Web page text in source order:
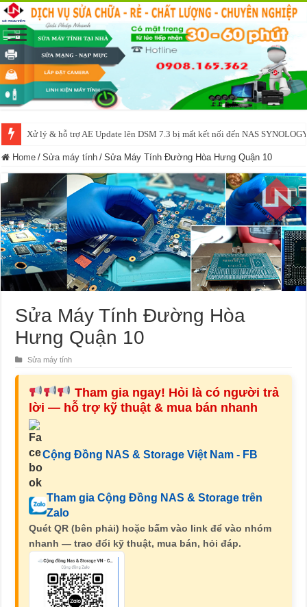
Xử lý & hỗ trợ AE Update lên DSM 7.3 bị mất kết nối đến NAS
NAS IO DATA N3160 2BAY 4BAY – chạy SYNOLOGY, OMV, CASA
Home / Sửa máy tính / Sửa Máy Tính Đường Hòa Hưng Quận 10
Sửa Máy Tính Đường Hòa
Hưng Quận 10
Sửa máy tính
Tham gia ngay! Hỏi là có người trả
lời — hỗ trợ kỹ thuật & mua bán nhanh
Cộng Đồng NAS & Storage Việt Nam - FB
Tham gia Cộng Đồng NAS & Storage trên
Zalo
Quét QR (bên phải) hoặc bấm vào link để vào nhóm
nhanh — trao đổi kỹ thuật, mua bán, hỏi đáp.